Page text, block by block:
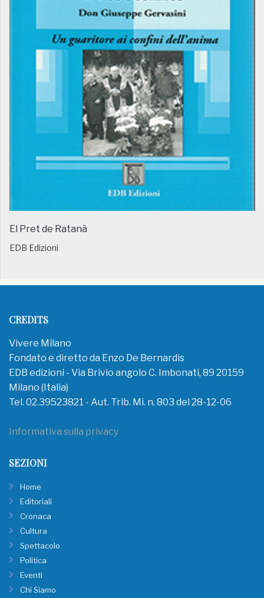
El Pret de Ratanà
EDB Edizioni
CREDITS
Vivere Milano
Fondato e diretto da Enzo De Bernardis
EDB edizioni - Via Brivio angolo C. Imbonati, 89 20159
Milano (Italia)
Tel. 02.39523821 - Aut. Trib. Mi. n. 803 del 28-12-06
Informativa sulla privacy
SEZIONI
Home
Editoriali
Cronaca
Cultura
Spettacolo
Politica
Eventi
Chi Siamo